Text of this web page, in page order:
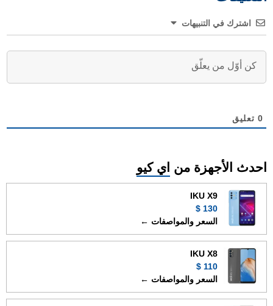
اشترك في التنبيهات
0 تعليق
احدث الأجهزة من اي كيو
IKU X9
130 $
السعر والمواصفات ←
IKU X8
110 $
السعر والمواصفات ←